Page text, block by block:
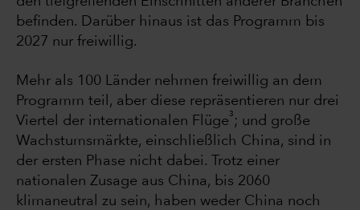
befinden. Darüber hinaus ist das Programm bis
2027 nur freiwillig.
Mehr als 100 Länder nehmen freiwillig an dem
Programm teil, aber diese repräsentieren nur drei
Viertel der internationalen Flüge
3
; und große
Wachstumsmärkte, einschließlich China, sind in
der ersten Phase nicht dabei. Trotz einer
nationalen Zusage aus China, bis 2060
klimaneutral zu sein, haben weder China noch